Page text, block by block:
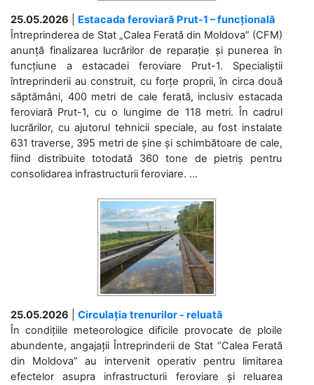
25.05.2026
Estacada feroviară Prut-1 – funcțională
Întreprinderea de Stat „Calea Ferată din Moldova” (CFM)
anunță finalizarea lucrărilor de reparație și punerea în
funcțiune a estacadei feroviare Prut-1. Specialiștii
întreprinderii au construit, cu forțe proprii, în circa două
săptămâni, 400 metri de cale ferată, inclusiv estacada
feroviară Prut-1, cu o lungime de 118 metri. În cadrul
lucrărilor, cu ajutorul tehnicii speciale, au fost instalate
631 traverse, 395 metri de șine și schimbătoare de cale,
fiind distribuite totodată 360 tone de pietriș pentru
consolidarea infrastructurii feroviare. ...
25.05.2026
Circulația trenurilor - reluată
În condițiile meteorologice dificile provocate de ploile
abundente, angajații Întreprinderii de Stat “Calea Ferată
din Moldova” au intervenit operativ pentru limitarea
efectelor asupra infrastructurii feroviare și reluarea